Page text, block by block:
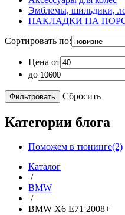
Эмблемы, шильдики,
НАКЛАДКИ НА
Сортировать по:
Цена от
до
Сбросить
Категории блога
Поможем в тюнинге(2)
Каталог
/
BMW
/
BMW X6 E71 2008+